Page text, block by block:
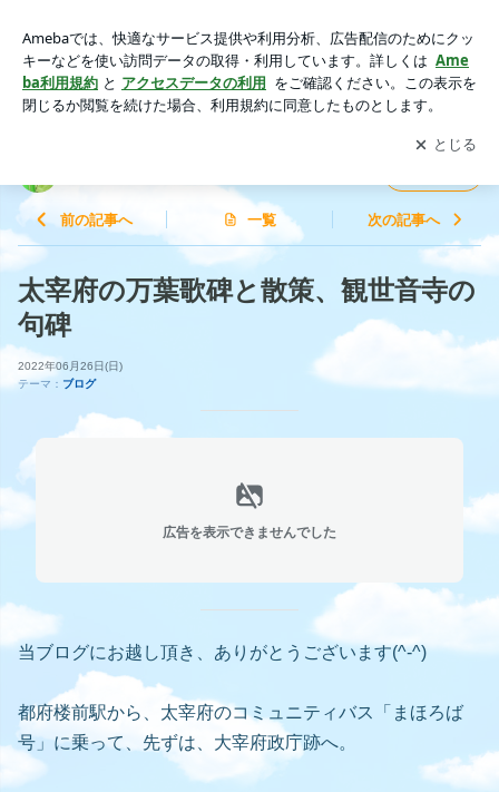
Days♪
アプリをダウンロードして ブログの更新通知
を受け取りまし
ょう。
開く
前の記事へ 一覧 次の記事へ
太宰府の万葉歌碑と散策、観世音寺の
句碑
2022年06月26日(日)
テーマ： ブログ
広告を表示できませんでした
当ブログにお越し頂き、ありがとうございます(^-^)
都府楼前駅から、太宰府のコミュニティバス「まほろば
号」に乗って、先ずは、大宰府政庁跡へ。